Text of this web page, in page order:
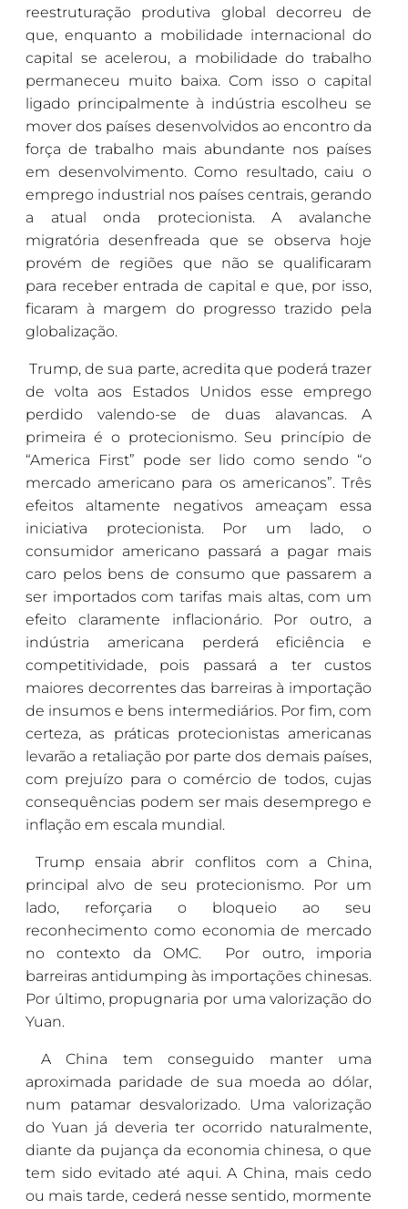
reestruturação produtiva global decorreu de
que, enquanto a mobilidade internacional do
capital se acelerou, a mobilidade do trabalho
permaneceu muito baixa. Com isso o capital
ligado principalmente à indústria escolheu se
mover dos países desenvolvidos ao encontro da
força de trabalho mais abundante nos países
em desenvolvimento. Como resultado, caiu o
emprego industrial nos países centrais, gerando
a atual onda protecionista. A avalanche
migratória desenfreada que se observa hoje
provém de regiões que não se qualificaram
para receber entrada de capital e que, por isso,
ficaram à margem do progresso trazido pela
globalização.
Trump, de sua parte, acredita que poderá trazer
de volta aos Estados Unidos esse emprego
perdido valendo-se de duas alavancas. A
primeira é o protecionismo. Seu princípio de
“America First” pode ser lido como sendo “o
mercado americano para os americanos”. Três
efeitos altamente negativos ameaçam essa
iniciativa protecionista. Por um lado, o
consumidor americano passará a pagar mais
caro pelos bens de consumo que passarem a
ser importados com tarifas mais altas, com um
efeito claramente inflacionário. Por outro, a
indústria americana perderá eficiência e
competitividade, pois passará a ter custos
maiores decorrentes das barreiras à importação
de insumos e bens intermediários. Por fim, com
certeza, as práticas protecionistas americanas
levarão a retaliação por parte dos demais países,
com prejuízo para o comércio de todos, cujas
consequências podem ser mais desemprego e
inflação em escala mundial.
Trump ensaia abrir conflitos com a China,
principal alvo de seu protecionismo. Por um
lado, reforçaria o bloqueio ao seu
reconhecimento como economia de mercado
no contexto da OMC. Por outro, imporia
barreiras antidumping às importações chinesas.
Por último, propugnaria por uma valorização do
Yuan.
A China tem conseguido manter uma
aproximada paridade de sua moeda ao dólar,
num patamar desvalorizado. Uma valorização
do Yuan já deveria ter ocorrido naturalmente,
diante da pujança da economia chinesa, o que
tem sido evitado até aqui. A China, mais cedo
ou mais tarde, cederá nesse sentido, mormente